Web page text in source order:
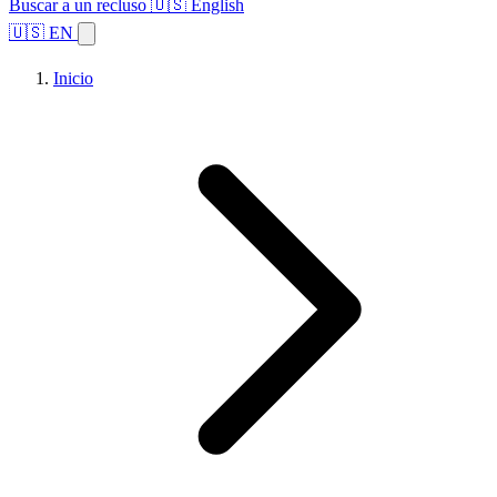
Buscar a un recluso 🇺🇸 English
🇺🇸 EN
Inicio